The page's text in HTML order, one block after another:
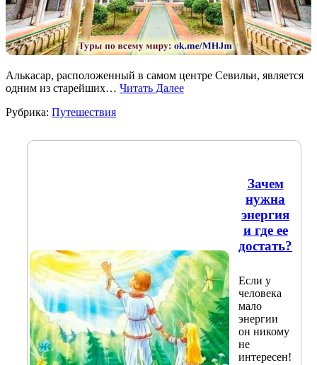
Алькасар, расположенный в самом центре Севильи, является
одним из старейших… Читать Далее
Рубрика: Путешествия
Зачем
нужна
энергия
и где ее
достать?
Если у
человека
мало
энергии
он никому
не
интересен!